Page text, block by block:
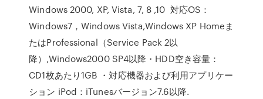
Windows 2000, XP, Vista, 7, 8 ,10 対応OS：
Windows7，Windows Vista,Windows XP Homeま
たはProfessional（Service Pack 2以
降）,Windows2000 SP4以降・HDD空き容量：
CD1枚あたり1GB ・対応機器および利用アプリケー
ション iPod：iTunesバージョン7.6以降.